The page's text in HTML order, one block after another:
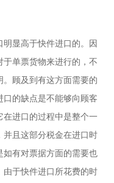
显高于快件进口的。因
单票货物来进行的，不
顾及到有这方面需要的
的缺点是不能够向顾客
进口的过程中是整个一
且这部分税金在进口时
如有对票据方面的需要也
于快件进口所花费的时